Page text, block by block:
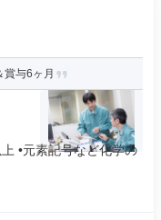
与6ヶ月
•元素記号など化学の